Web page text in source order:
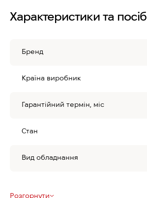
Характеристики та
Бренд
Країна виробник
Гарантійний термін, міс
Стан
Вид обладнання
Розгорнути